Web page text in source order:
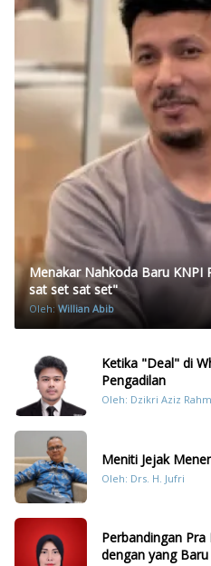
Menakar Nahkoda Baru KNPI
sat set sat set"
Oleh:Willian Abib
Ketika "Deal" di
Pengadilan
Oleh: Dzikri Aziz
Meniti Jejak
Oleh: Drs. H. Jufri
Perbandingan
dengan yang Baru